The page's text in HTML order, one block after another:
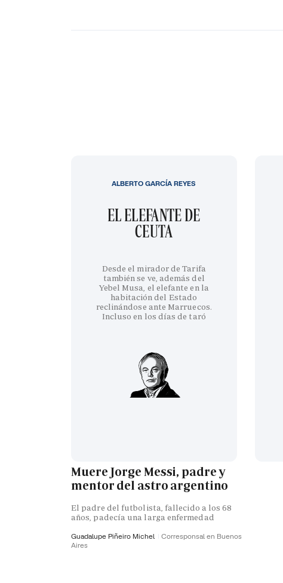
EL ELEFANTE DE
CEUTA
Desde el mirador de Tarifa
también se ve, además del
Yebel Musa, el elefante en la
habitación del Estado
reclinándose ante Marruecos.
Incluso en los días de taró
ALBERTO GARCÍA REYES
Muere Jorge Messi, padre y
mentor del astro argentino
El padre del futbolista, fallecido a los 68
años, padecía una larga enfermedad
Guadalupe Piñeiro Michel
Corresponsal en Buenos
Aires